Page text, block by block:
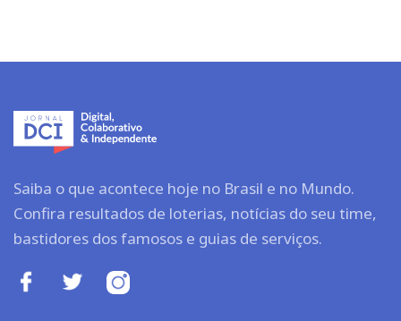
Saiba o que acontece hoje no Brasil e no Mundo.
Confira resultados de loterias, notícias do seu time,
bastidores dos famosos e guias de serviços.